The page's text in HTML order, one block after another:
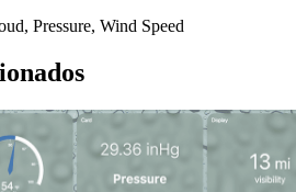
Pressure, Wind Speed